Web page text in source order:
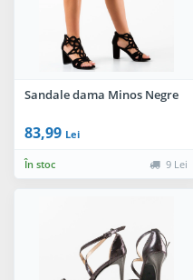
Sandale dama Minos Negre
83,99 Lei
În stoc 9 Lei